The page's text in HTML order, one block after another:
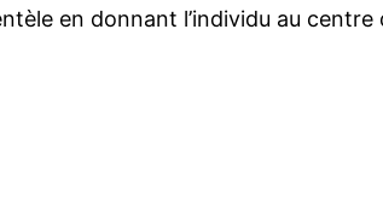
en donnant l’individu au